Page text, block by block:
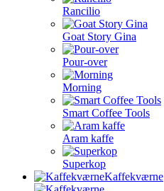
Rancilio
Goat Story Gina
Pour-over
Morning
Smart Coffee Tools
Aram kaffe
Superkop
Kaffekværne